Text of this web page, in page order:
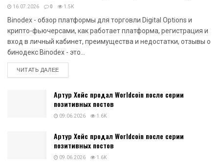
16.07.2026 0 1.5K
Binodex - обзор платформы для торговли Digital Options и
крипто-фьючерсами, как работает платформа, регистрация и
вход в личный кабинет, преимущества и недостатки, отзывы о
бинодекс Binodex - это...
ЧИТАТЬ ДАЛЕЕDETAILS
Артур Хейс продал Worldcoin после серии
позитивных постов
09.06.2026 1.6K
Артур Хейс продал Worldcoin после серии
позитивных постов
09.06.2026 1.6K